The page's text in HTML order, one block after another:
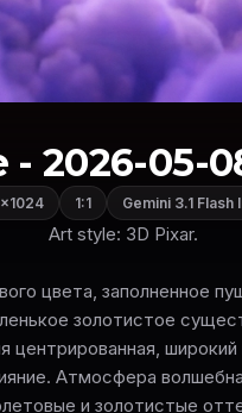
- 2026-05-
1:1 Gemini 3.1 Flash
Art style: 3D Pixar.
цвета, заполненное
золотистое
центрированная,
Атмосфера
и золотистые